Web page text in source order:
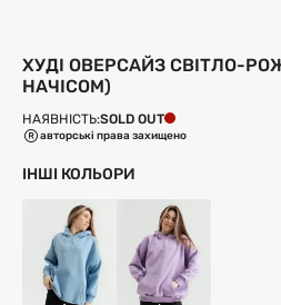
ХУДІ ОВЕРСАЙЗ СВІТЛО-
НАЧІСОМ)
НАЯВНІСТЬ:SOLD OUT
авторські права захищено
ІНШІ КОЛЬОРИ